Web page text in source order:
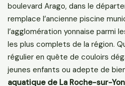
boulevard Arago, dans le
remplace l’ancienne piscine
l’agglomération yonnaise parmi
les plus complets de la région.
régulier en quête de couloirs
jeunes enfants ou adepte de
aquatique de La Roche-sur-Yon